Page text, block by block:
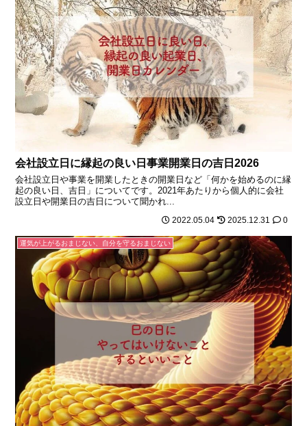
会社設立日に縁起の良い日事業開業日の吉日2026
会社設立日や事業を開業したときの開業日など「何かを始めるのに縁
起の良い日、吉日」についてです。2021年あたりから個人的に会社
設立日や開業日の吉日について聞かれ...
2022.05.04 2025.12.31 0
運気が上がるおまじない、自分を守るおまじない